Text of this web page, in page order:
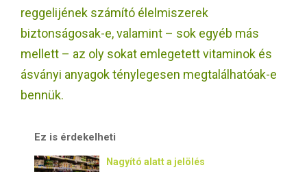
N
U
reggelijének számító élelmiszerek
biztonságosak-e, valamint – sok egyéb más
mellett – az oly sokat emlegetett vitaminok és
ásványi anyagok ténylegesen megtalálhatóak-e
bennük.
Ez is érdekelheti
Nagyító alatt a jelölés